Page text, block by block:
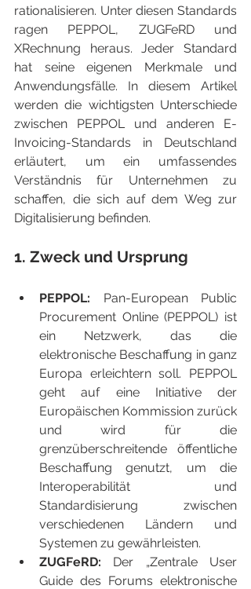
rationalisieren. Unter diesen Standards
ragen PEPPOL, ZUGFeRD und
XRechnung heraus. Jeder Standard
hat seine eigenen Merkmale und
Anwendungsfälle. In diesem Artikel
werden die wichtigsten Unterschiede
zwischen PEPPOL und anderen E-
Invoicing-Standards in Deutschland
erläutert, um ein umfassendes
Verständnis für Unternehmen zu
schaffen, die sich auf dem Weg zur
Digitalisierung befinden.
1. Zweck und Ursprung
PEPPOL: Pan-European Public
Procurement Online (PEPPOL) ist
ein Netzwerk, das die
elektronische Beschaffung in ganz
Europa erleichtern soll. PEPPOL
geht auf eine Initiative der
Europäischen Kommission zurück
und wird für die
grenzüberschreitende öffentliche
Beschaffung genutzt, um die
Interoperabilität und
Standardisierung zwischen
verschiedenen Ländern und
Systemen zu gewährleisten.
ZUGFeRD: Der „Zentrale User
Guide des Forums elektronische